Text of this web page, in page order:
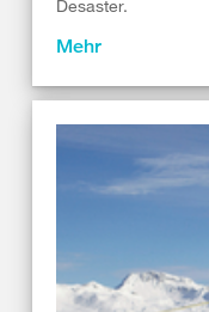
Desaster.
Mehr